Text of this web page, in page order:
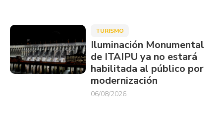
TURISMO
Iluminación Monumental
de ITAIPU ya no estará
habilitada al público por
modernización
06/08/2026